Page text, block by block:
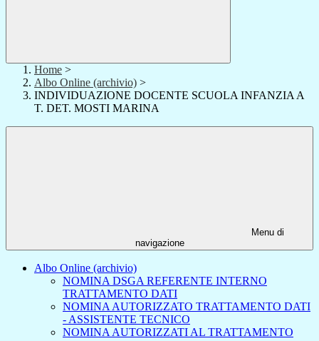
Home >
Albo Online (archivio) >
INDIVIDUAZIONE DOCENTE SCUOLA INFANZIA A
T. DET. MOSTI MARINA
Menu di
navigazione
Albo Online (archivio)
NOMINA DSGA REFERENTE INTERNO
TRATTAMENTO DATI
NOMINA AUTORIZZATO TRATTAMENTO DATI
- ASSISTENTE TECNICO
NOMINA AUTORIZZATI AL TRATTAMENTO